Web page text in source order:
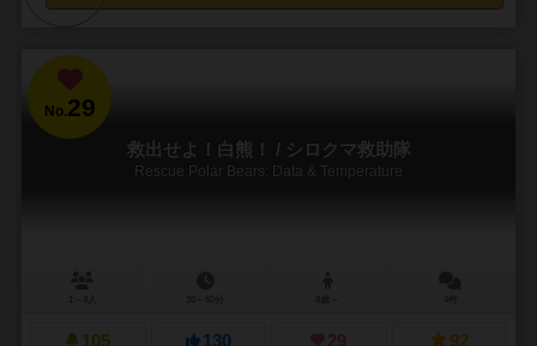
No.29
救出せよ！白熊！ / シロクマ救助隊
Rescue Polar Bears: Data & Temperature
105 130 29 92